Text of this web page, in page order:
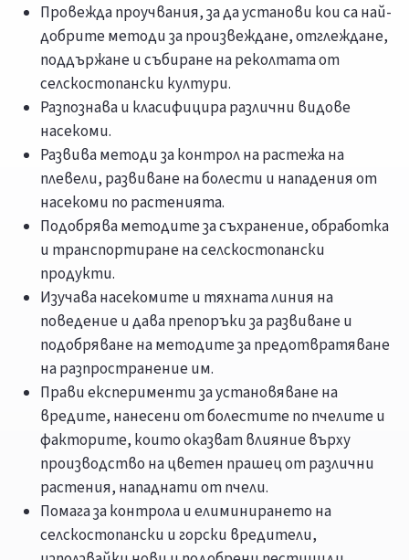
Провежда проучвания, за да установи кои са най-
добрите методи за произвеждане, отглеждане,
поддържане и събиране на реколтата от
селскостопански култури.
Разпознава и класифицира различни видове
насекоми.
Развива методи за контрол на растежа на
плевели, развиване на болести и нападения от
насекоми по растенията.
Подобрява методите за съхранение, обработка
и транспортиране на селскостопански
продукти.
Изучава насекомите и тяхната линия на
поведение и дава препоръки за развиване и
подобряване на методите за предотвратяване
на разпространение им.
Прави експерименти за установяване на
вредите, нанесени от болестите по пчелите и
факторите, които оказват влияние върху
производство на цветен прашец от различни
растения, нападнати от пчели.
Помага за контрола и елиминирането на
селскостопански и горски вредители,